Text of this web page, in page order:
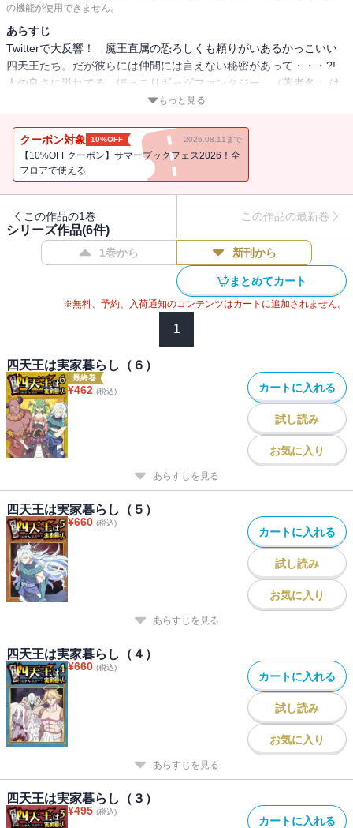
の機能が使用できません。
あらすじ
Twitterで大反響！ 魔王直属の恐ろしくも頼りがいあるかっこいい
四天王たち。だが彼らには仲間には言えない秘密があって・・・?!
人の良さに溢れてる、ほっこりギャグファンタジー。（著者名： は
がん /初出：GANMA!69～76(プレミアム含)話掲載分）
もっと見る
クーポン対象 10%OFF 2026.08.11まで
【10%OFFクーポン】サマーブックフェス2026！全
フロアで使える
この作品の1巻 この作品の最新巻
シリーズ作品(6件)
1巻から 新刊から
まとめてカート
※無料、予約、入荷通知のコンテンツはカートに追加されません。
1
四天王は実家暮らし（６）
最終巻
¥462 (税込) カートに入れる
試し読み
お気に入り
あらすじを見る
四天王は実家暮らし（５）
¥660 (税込)
カートに入れる
試し読み
お気に入り
あらすじを見る
四天王は実家暮らし（４）
¥660 (税込)
カートに入れる
試し読み
お気に入り
あらすじを見る
四天王は実家暮らし（３）
¥495 (税込)
カートに入れる